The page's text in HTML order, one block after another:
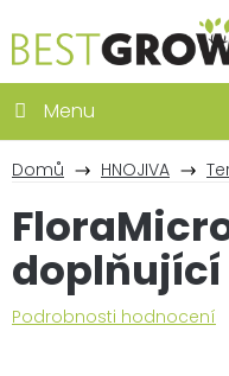
na
obsah
Domů HNOJIVA
Průměrné
Podrobnosti hodnocení